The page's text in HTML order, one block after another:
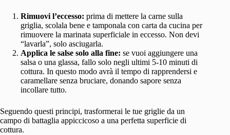
Rimuovi l’eccesso: prima di mettere la carne sulla
griglia, scolala bene e tamponala con carta da cucina per
rimuovere la marinata superficiale in eccesso. Non devi
“lavarla”, solo asciugarla.
Applica le salse solo alla fine: se vuoi aggiungere una
salsa o una glassa, fallo solo negli ultimi 5-10 minuti di
cottura. In questo modo avrà il tempo di rapprendersi e
caramellare senza bruciare, donando sapore senza
incollare tutto.
Seguendo questi principi, trasformerai le tue griglie da un
campo di battaglia appiccicoso a una perfetta superficie di
cottura.